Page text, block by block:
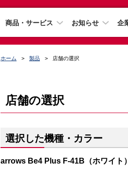
商品・サービス お知らせ 企
ホーム 製品 店舗の選択
店舗の選択
選択した機種・カラー
arrows Be4 Plus F-41B（ホワイト）